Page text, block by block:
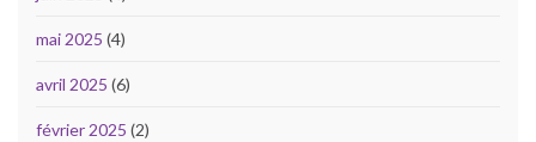
mai 2025 (4)
avril 2025 (6)
février 2025 (2)